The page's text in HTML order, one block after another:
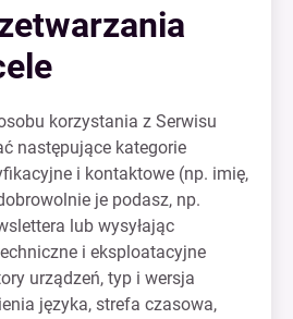
korzystania z Serwisu
następujące kategorie
i kontaktowe (np. imię,
je podasz, np.
lub wysyłając
i eksploatacyjne
urządzeń, typ i wersja
języka, strefa czasowa,